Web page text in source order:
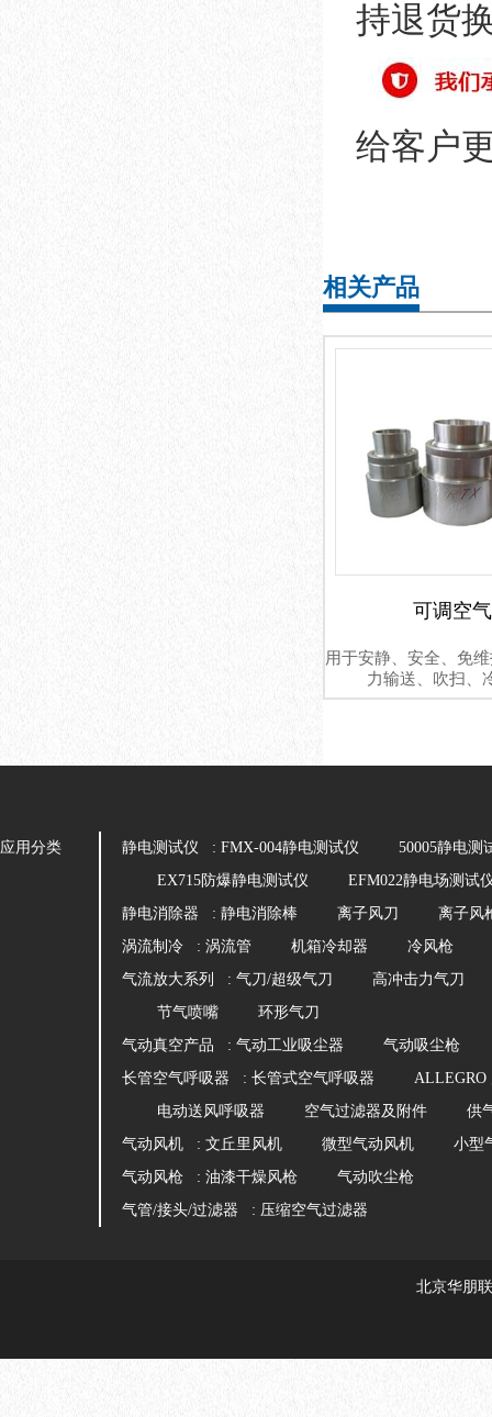
持退货
给客户
相关产品
可调空
用于安静、安全、免
力输送、吹扫、
应用分类 静电测试仪 : FMX-004静电测试仪
50005静电测
EX715防爆静电测试仪
EFM022静电场测试
静电消除器 : 静电消除棒 离子风刀
离子风
涡流制冷 : 涡流管 机箱冷却器
冷风枪
气流放大系列 : 气刀/超级气刀
高冲击力气刀
节气喷嘴
环形气刀
气动真空产品 : 气动工业吸尘器
气动吸尘枪
长管空气呼吸器 : 长管式空气呼吸器
ALLEGRO
电动送风呼吸器
空气过滤器及附件
供
气动风机 : 文丘里风机 微型气动风机
小型
气动风枪 : 油漆干燥风枪
气动吹尘枪
气管/接头/过滤器 : 压缩空气过滤器
北京华朋